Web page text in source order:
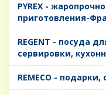
PYREX -
приготовления-
REGENT - посуда
сервировки,
REMECO -